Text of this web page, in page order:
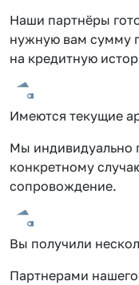
Наши партнёры
нужную вам сумму
на кредитную
Имеются текущие
Мы индивидуально
конкретному
сопровождение.
Вы получили
Партнерами